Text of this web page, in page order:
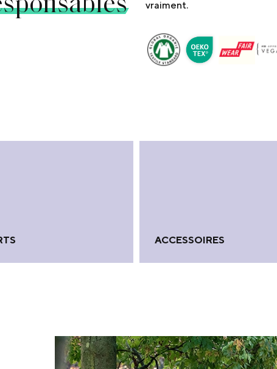
vraiment.
ACCESSOIRES